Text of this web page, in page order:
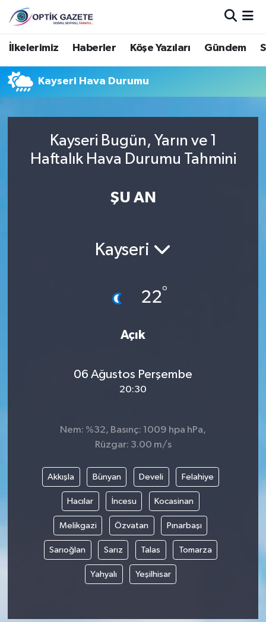
İlkelerimiz Haberler Köşe Yazıları Gündem
Kayseri Hava Durumu
Kayseri Bugün, Yarın ve 1
Haftalık Hava Durumu Tahmini
ŞU AN
Kayseri
22°
Açık
06 Ağustos Perşembe
20:30
Nem: %32, Basınç: 1009 hpa hPa,
Rüzgar: 3.00 m/s
Akkışla Bünyan Develi Felahiye
Hacılar İncesu Kocasinan
Melikgazi Özvatan Pınarbaşı
Sarıoğlan Sarız Talas Tomarza
Yahyalı Yeşilhisar
Nöbetçi Eczaneler
Hava Durumu
Trafik Durumu
Süper Lig Puan Durumu ve Fikstür